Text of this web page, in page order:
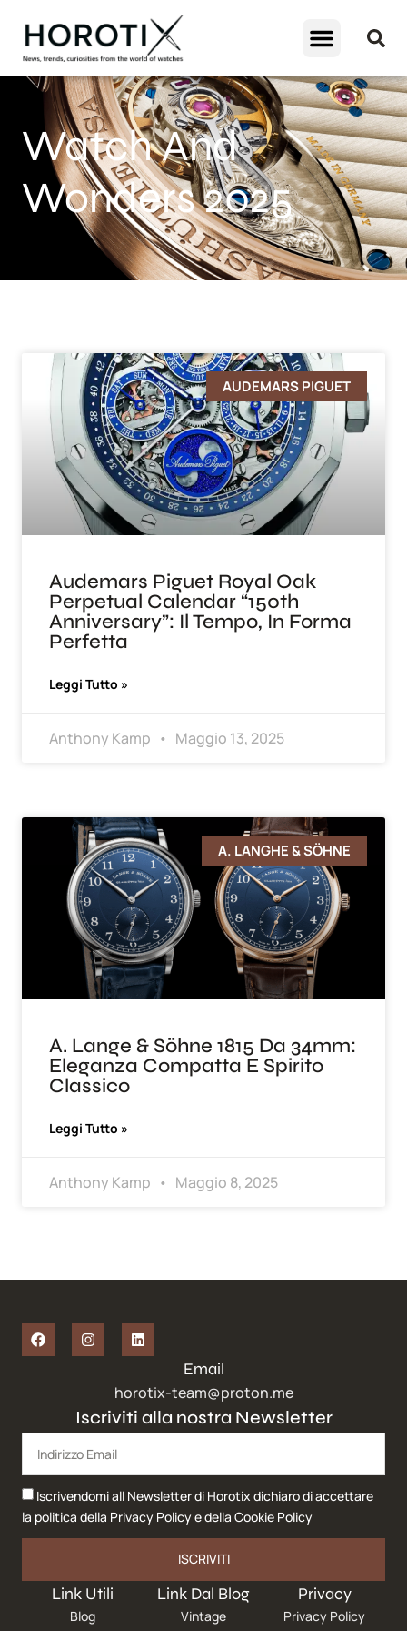
Watch And
Wonders 2025
AUDEMARS PIGUET
Audemars Piguet Royal Oak
Perpetual Calendar “150th
Anniversary”: Il Tempo, In Forma
Perfetta
Leggi Tutto »
Anthony Kamp Maggio 13, 2025
A. LANGHE & SÖHNE
A. Lange & Söhne 1815 Da 34mm:
Eleganza Compatta E Spirito
Classico
Leggi Tutto »
Anthony Kamp Maggio 8, 2025
Link Utili
Blog
Link Dal Blog
Vintage
Privacy
Privacy Policy
Iscriviti alla nostra Newsletter
Iscrivendomi all Newsletter di Horotix dichiaro di accettare
la politica della Privacy Policye della Cookie Policy
ISCRIVITI
Email
horotix-team@proton.me